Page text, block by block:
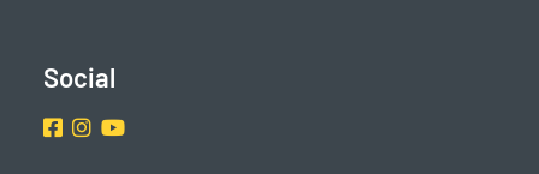
Social
Facebook
Instragram
Youtube